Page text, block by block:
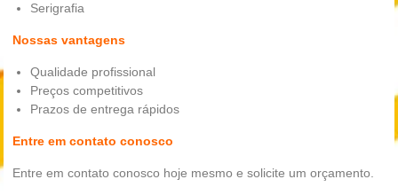
Serigrafia
Nossas vantagens
Qualidade profissional
Preços competitivos
Prazos de entrega rápidos
Entre em contato conosco
Entre em contato conosco hoje mesmo e solicite um orçamento.